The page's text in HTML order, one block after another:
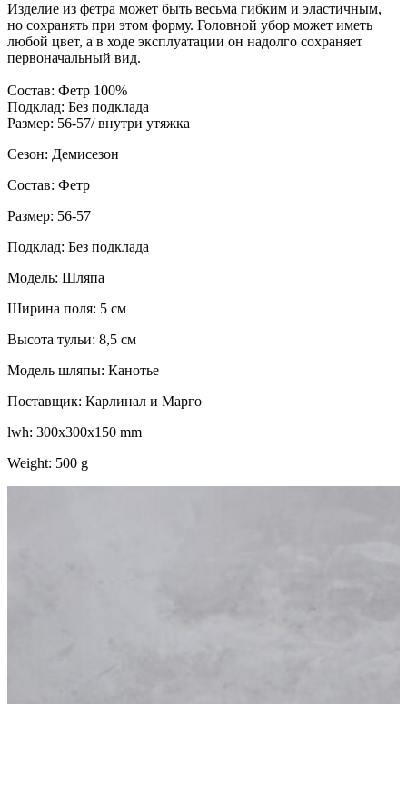
Изделие из фетра может быть весьма гибким и эластичным,
но сохранять при этом форму. Головной убор может иметь
любой цвет, а в ходе эксплуатации он надолго сохраняет
первоначальный вид.
Состав: Фетр 100%
Подклад: Без подклада
Размер: 56-57/ внутри утяжка
Сезон: Демисезон
Состав: Фетр
Размер: 56-57
Подклад: Без подклада
Модель: Шляпа
Ширина поля: 5 см
Высота тульи: 8,5 см
Модель шляпы: Канотье
Поставщик: Карлинал и Марго
lwh: 300x300x150 mm
Weight: 500 g